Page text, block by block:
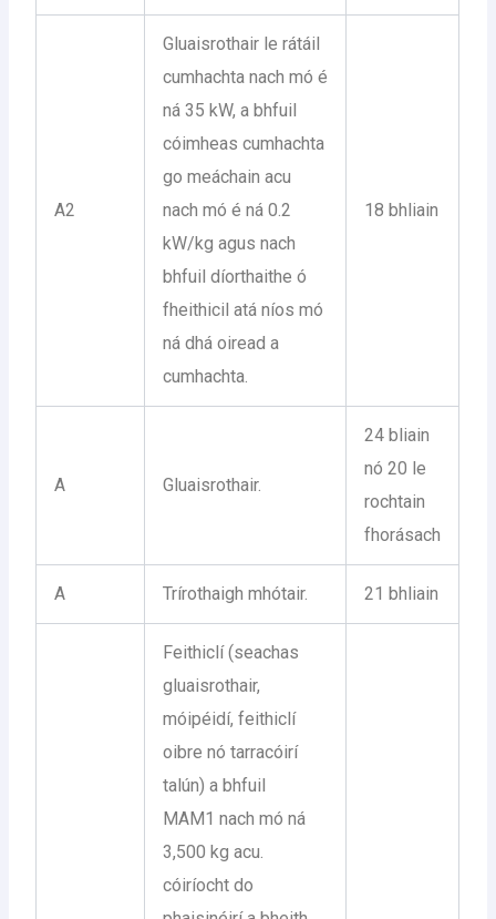
A2
Gluaisrothair le rátáil
cumhachta nach mó é
ná 35 kW, a bhfuil
cóimheas cumhachta
go meáchain acu
nach mó é ná 0.2
kW/kg agus nach
bhfuil díorthaithe ó
fheithicil atá níos mó
ná dhá oiread a
cumhachta.
18 bhliain
A Gluaisrothair.
24 bliain
nó 20 le
rochtain
fhorásach
A Trírothaigh mhótair. 21 bhliain
Feithiclí (seachas
gluaisrothair,
móipéidí, feithiclí
oibre nó tarracóirí
talún) a bhfuil
MAM1 nach mó ná
3,500 kg acu.
cóiríocht do